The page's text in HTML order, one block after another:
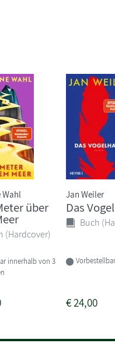
über
(Hardcover)
innerhalb von 3
Jan Weiler
Das
Buch
Vorbestellbar
€24,00